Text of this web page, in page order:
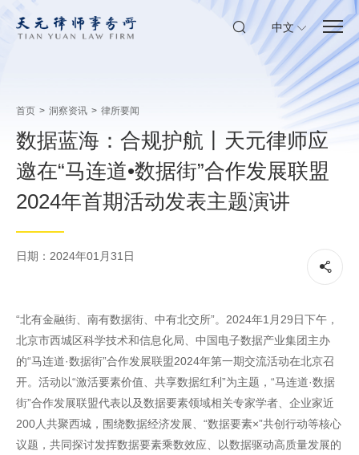
中文
首页 > 洞察资讯 > 律所要闻
数据蓝海：合规护航丨天元律师应
邀在“马连道•数据街”合作发展联盟
2024年首期活动发表主题演讲
日期：2024年01月31日
“北有金融街、南有数据街、中有北交所”。2024年1月29日下午，
北京市西城区科学技术和信息化局、中国电子数据产业集团主办
的“马连道·数据街”合作发展联盟2024年第一期交流活动在北京召
开。活动以“激活要素价值、共享数据红利”为主题，“马连道·数据
街”合作发展联盟代表以及数据要素领域相关专家学者、企业家近
200人共聚西城，围绕数据经济发展、“数据要素×”共创行动等核心
议题，共同探讨发挥数据要素乘数效应、以数据驱动高质量发展的